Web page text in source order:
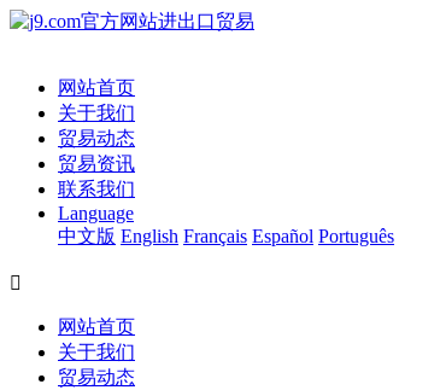
网站首页
关于我们
贸易动态
贸易资讯
联系我们
Language
中文版 English Français Español Português

网站首页
关于我们
贸易动态